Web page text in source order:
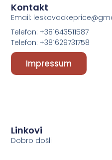
Linkovi
Dobro došli
Kontakt
Email:
Telefon: +381643511587
Telefon: +381629731758
Impressum